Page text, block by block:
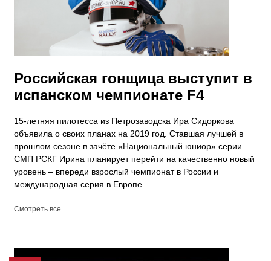
Российская гонщица выступит в
испанском чемпионате F4
15-летняя пилотесса из Петрозаводска Ира Сидоркова
объявила о своих планах на 2019 год. Ставшая лучшей в
прошлом сезоне в зачёте «Национальный юниор» серии
СМП РСКГ Ирина планирует перейти на качественно новый
уровень – впереди взрослый чемпионат в России и
международная серия в Европе.
Смотреть все